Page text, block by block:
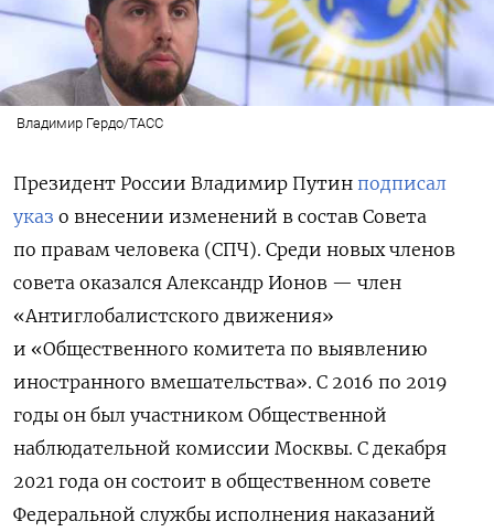
Владимир Гердо/ТАСС
Президент России Владимир Путин подписал
указ о внесении изменений в состав Совета
по правам человека (СПЧ). Среди новых членов
совета оказался Александр Ионов — член
«Антиглобалистского движения»
и «Общественного комитета по выявлению
иностранного вмешательства». С 2016 по 2019
годы он был участником Общественной
наблюдательной комиссии Москвы. С декабря
2021 года он состоит в общественном совете
Федеральной службы исполнения наказаний